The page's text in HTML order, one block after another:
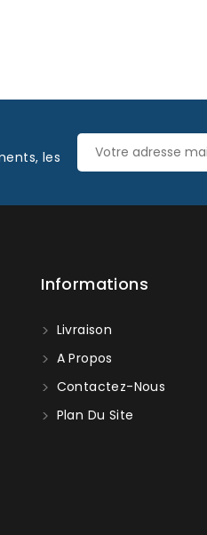
les
Informations
Livraison
A Propos
Contactez-Nous
Plan Du Site